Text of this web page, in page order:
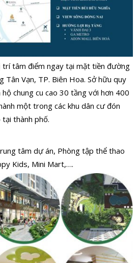
trí tâm điểm ngay tại mặt tiền đường
Tân Vạn, TP. Biên Hoa. Sở hữu quy
chung cu cao 30 tầng với hơn 400
một trong các khu dân cư đón
tại thành phố.
tâm dự án, Phòng tập thể thao
Kids, Mini Mart,….